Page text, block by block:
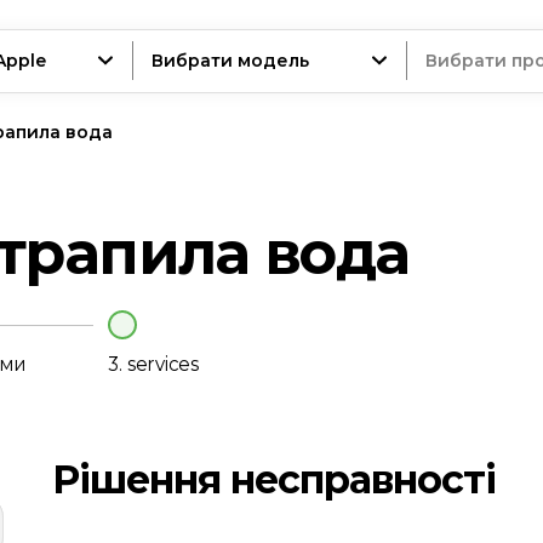
Вибрати модель Вибрати
вода
вода
3. services
Рішення несправності